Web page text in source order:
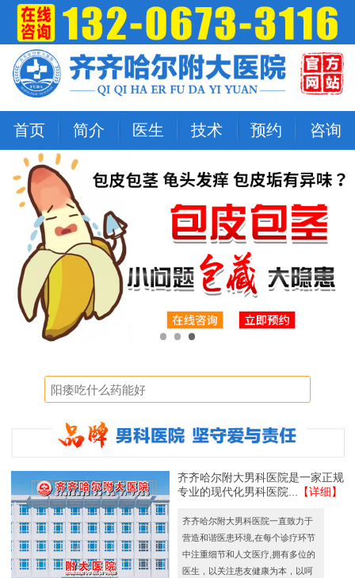
首页 简介 医生 技术 预约 咨询
齐齐哈尔附大男科医院是一家正规
专业的现代化男科医院...
【详细】
齐齐哈尔附大男科医院一直致力于
营造和谐医患环境,在每个诊疗环节
中注重细节和人文医疗,拥有多位的
医生，以关注患友健康为本，以呵